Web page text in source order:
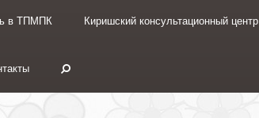
в ТПМПК Киришский консультационный центр